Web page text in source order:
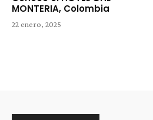
MONTERIA, Colombia
22 enero, 2025